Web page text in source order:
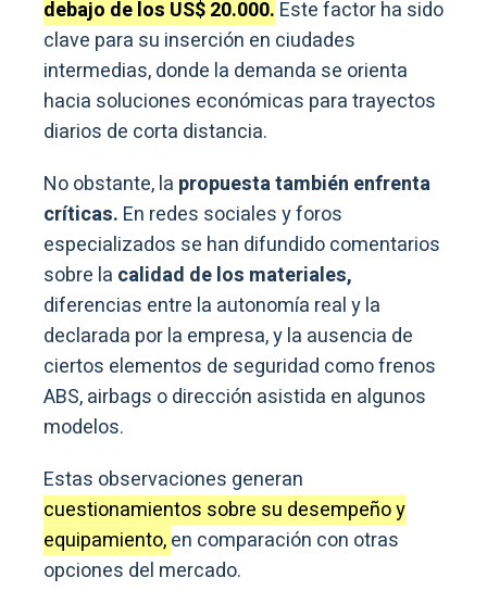
debajo de los US$ 20.000. Este factor ha sido
clave para su inserción en ciudades
intermedias, donde la demanda se orienta
hacia soluciones económicas para trayectos
diarios de corta distancia.
No obstante, la propuesta también enfrenta
críticas. En redes sociales y foros
especializados se han difundido comentarios
sobre la calidad de los materiales,
diferencias entre la autonomía real y la
declarada por la empresa, y la ausencia de
ciertos elementos de seguridad como frenos
ABS, airbags o dirección asistida en algunos
modelos.
Estas observaciones generan
cuestionamientos sobre su desempeño y
equipamiento,en comparación con otras
opciones del mercado.